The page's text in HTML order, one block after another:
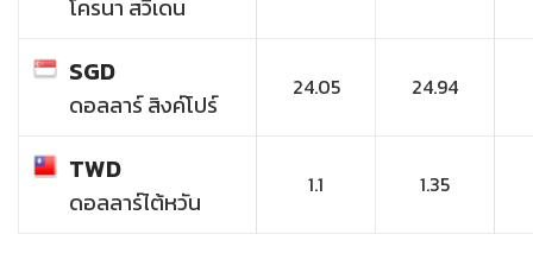
โครนา สวีเดน
SGD
ดอลลาร์ สิงค์โปร์
24.05 24.94
TWD
ดอลลาร์ไต้หวัน
1.1 1.35